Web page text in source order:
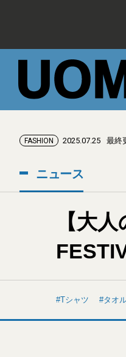
FASHION 2025.07.25 最終
ニュース
【大
Tシャツ タオ